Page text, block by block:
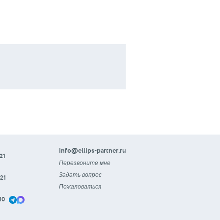
info@ellips-partner.ru
Перезвоните мне
Задать вопрос
Пожаловаться